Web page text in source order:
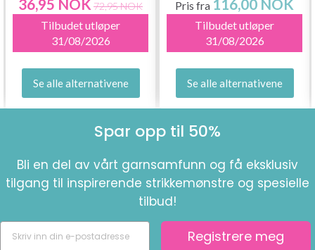
36,95 NOK 72,95 NOK
Tilbudet utløper
31/08/2026
Se alle alternativene
Pris fra 116,00 NOK
Tilbudet utløper
31/08/2026
Se alle alternativene
Spar opp til 50%
Bli en del av vårt garnsamfunn og få eksklusiv
tilgang til inspirerende strikkemønstre og spesielle
tilbud!
Registrere meg